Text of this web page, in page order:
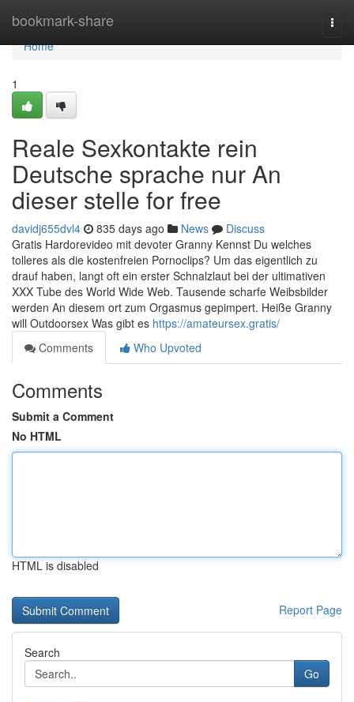
bookmark-share
Home
Home
1
Reale Sexkontakte rein
Deutsche sprache nur An
dieser stelle for free
davidj655dvl4 835 days ago News
Discuss
Gratis Hardorevideo mit devoter Granny Kennst Du welches
tolleres als die kostenfreien Pornoclips? Um das eigentlich zu
drauf haben, langt oft ein erster Schnalzlaut bei der ultimativen
XXX Tube des World Wide Web. Tausende scharfe Weibsbilder
werden An diesem ort zum Orgasmus gepimpert. Heiße Granny
will Outdoorsex Was gibt es https://amateursex.gratis/
Comments
Who Upvoted
Comments
Submit a Comment
No HTML
HTML is disabled
Report Page
Search
Go